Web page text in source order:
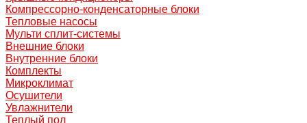
Компрессорно-конденсаторные блоки
Тепловые насосы
Мульти сплит-системы
Внешние блоки
Внутренние блоки
Комплекты
Микроклимат
Осушители
Увлажнители
Теплый пол